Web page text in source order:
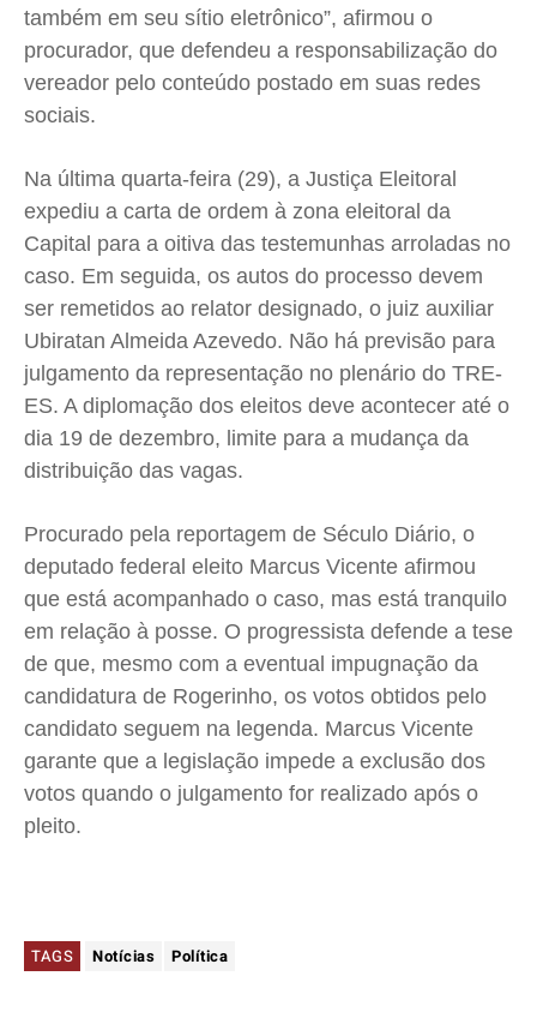
também em seu sítio eletrônico”, afirmou o
procurador, que defendeu a responsabilização do
vereador pelo conteúdo postado em suas redes
sociais.
Na última quarta-feira (29), a Justiça Eleitoral
expediu a carta de ordem à zona eleitoral da
Capital para a oitiva das testemunhas arroladas no
caso. Em seguida, os autos do processo devem
ser remetidos ao relator designado, o juiz auxiliar
Ubiratan Almeida Azevedo. Não há previsão para
julgamento da representação no plenário do TRE-
ES. A diplomação dos eleitos deve acontecer até o
dia 19 de dezembro, limite para a mudança da
distribuição das vagas.
Procurado pela reportagem de Século Diário, o
deputado federal eleito Marcus Vicente afirmou
que está acompanhado o caso, mas está tranquilo
em relação à posse. O progressista defende a tese
de que, mesmo com a eventual impugnação da
candidatura de Rogerinho, os votos obtidos pelo
candidato seguem na legenda. Marcus Vicente
garante que a legislação impede a exclusão dos
votos quando o julgamento for realizado após o
pleito.
TAGS Notícias Política